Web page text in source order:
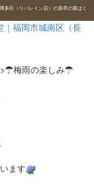
区（リバレイン店）の薬草の森はく
>☂梅雨の楽しみ☂
ます